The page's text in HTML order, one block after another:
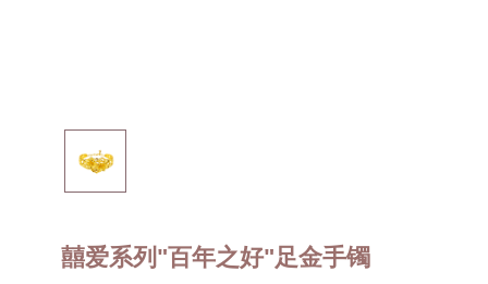
囍爱系列"百年之好"足金手镯